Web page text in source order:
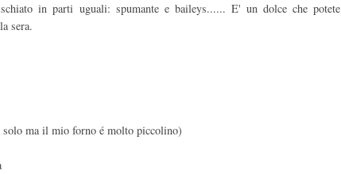
in parti uguali: spumante e baileys...... E' un dolce che potete
sera.
ma il mio forno é molto piccolino)